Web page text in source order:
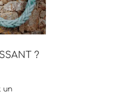
?
un